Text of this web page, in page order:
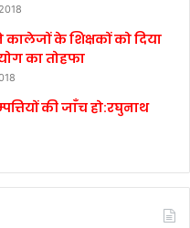
के शिक्षकों को दिया
का तोहफा
की जाँच हो:रघुनाथ